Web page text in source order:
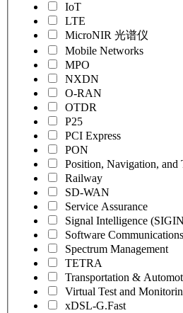
IoT
LTE
MicroNIR 光谱仪
Mobile Networks
MPO
NXDN
O-RAN
OTDR
P25
PCI Express
PON
Position, Navigation,
Railway
SD-WAN
Service Assurance
Signal Intelligence
Software
Spectrum Management
TETRA
Transportation &
Virtual Test and
xDSL-G.Fast